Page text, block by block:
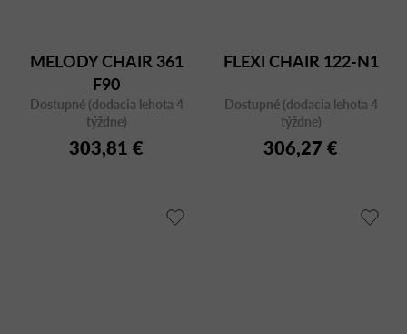
MELODY CHAIR 361
F90
Dostupné (dodacia lehota 4
týždne)
303,81 €
FLEXI CHAIR 122-N1
Dostupné (dodacia lehota 4
týždne)
306,27 €